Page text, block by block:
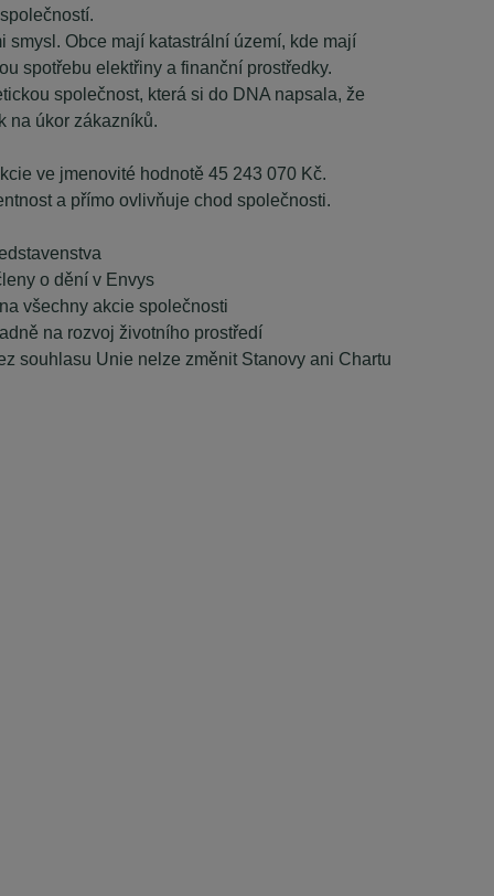
smysl. Obce mají katastrální území, kde mají
spotřebu elektřiny a finanční prostředky.
společnost, která si do DNA napsala, že
na úkor zákazníků.
ve jmenovité hodnotě 45 243 070 Kč.
a přímo ovlivňuje chod společnosti.
o dění v Envys
všechny akcie společnosti
na rozvoj životního prostředí
souhlasu Unie nelze změnit Stanovy ani Chartu